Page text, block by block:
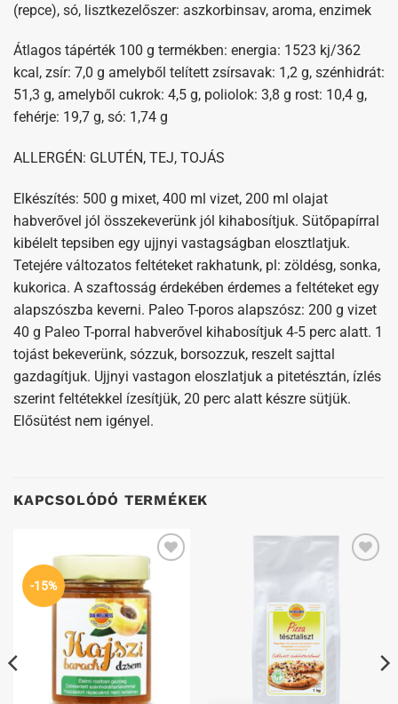
(repce), só, lisztkezelőszer: aszkorbinsav, aroma, enzimek
Átlagos tápérték 100 g termékben: energia: 1523 kj/362
kcal, zsír: 7,0 g amelyből telített zsírsavak: 1,2 g, szénhidrát:
51,3 g, amelyből cukrok: 4,5 g, poliolok: 3,8 g rost: 10,4 g,
fehérje: 19,7 g, só: 1,74 g
ALLERGÉN: GLUTÉN, TEJ, TOJÁS
Elkészítés: 500 g mixet, 400 ml vizet, 200 ml olajat
habverővel jól összekeverünk jól kihabosítjuk. Sütőpapírral
kibélelt tepsiben egy ujjnyi vastagságban elosztlatjuk.
Tetejére változatos feltéteket rakhatunk, pl: zöldésg, sonka,
kukorica. A szaftosság érdekében érdemes a feltéteket egy
alapszószba keverni. Paleo T-poros alapszósz: 200 g vizet
40 g Paleo T-porral habverővel kihabosítjuk 4-5 perc alatt. 1
tojást bekeverünk, sózzuk, borsozzuk, reszelt sajttal
gazdagítjuk. Ujjnyi vastagon eloszlatjuk a pitetésztán, ízlés
szerint feltétekkel ízesítjük, 20 perc alatt készre sütjük.
Elősütést nem igényel.
KAPCSOLÓDÓ TERMÉKEK
-15%
Kedvenceimhez Kedvenceimhez